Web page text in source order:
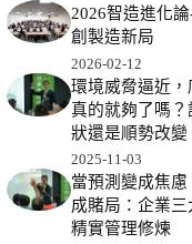
2026智造進化
創製造新局
2026-02-12
環境威脅逼近，
真的就夠了嗎？
狀還是順勢改變
2025-11-03
當預測變成焦慮
成賭局：企業三
精實管理修煉